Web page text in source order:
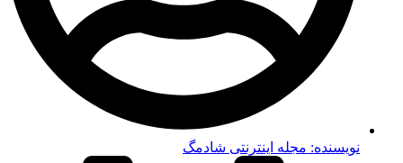
نویسنده: مجله اینترنتی شادمگ